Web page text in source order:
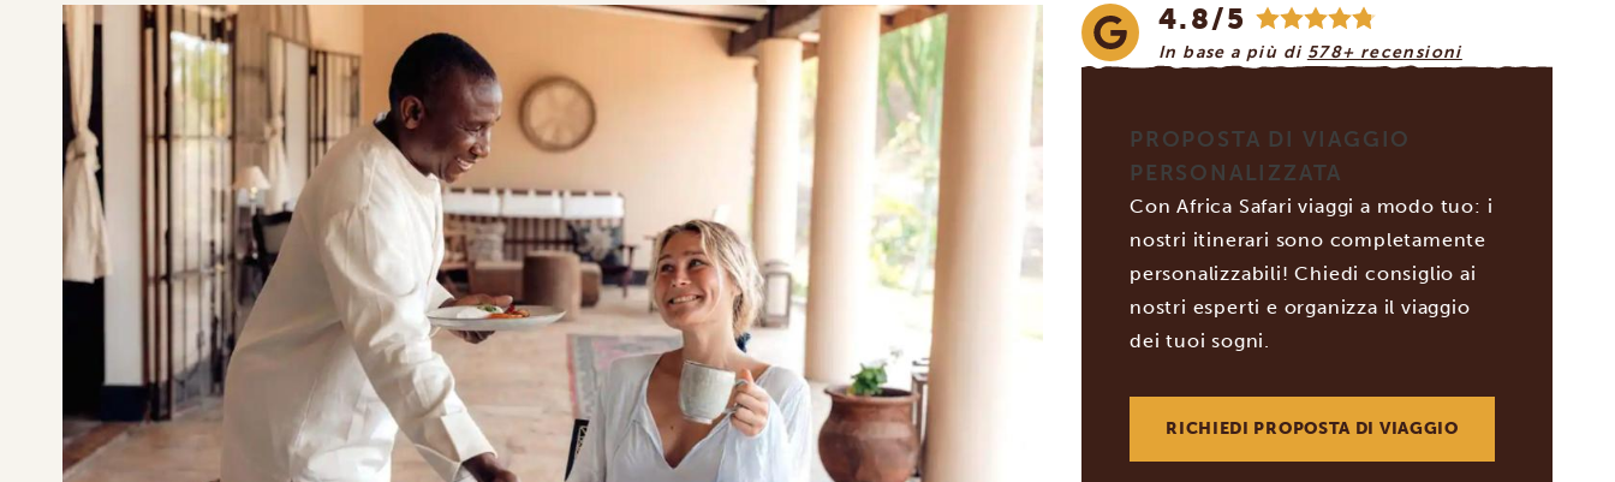
4.8/5
In base a più di 578+ recensioni
PROPOSTA DI VIAGGIO
PERSONALIZZATA
Con Africa Safari viaggi a modo tuo: i
nostri itinerari sono completamente
personalizzabili! Chiedi consiglio ai
nostri esperti e organizza il viaggio
dei tuoi sogni.
RICHIEDI PROPOSTA DI VIAGGIO